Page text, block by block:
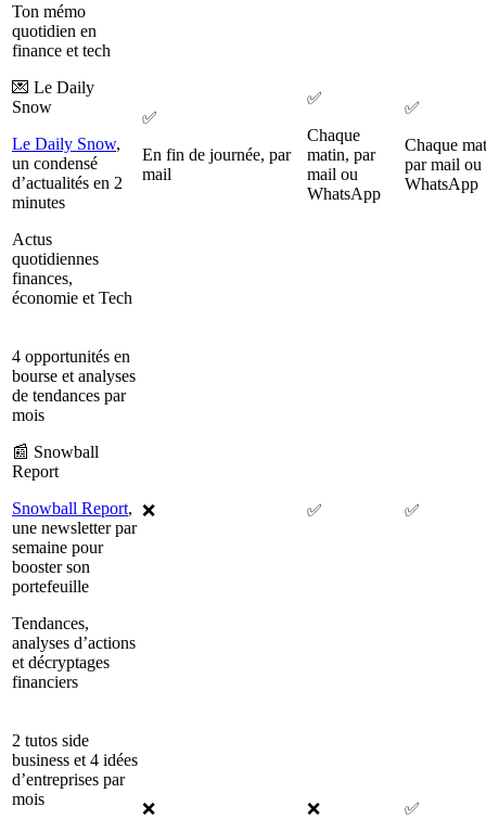
Ton mémo
quotidien en
finance et tech
💌 Le Daily
Snow
Le Daily Snow,
un condensé
d’actualités en 2
minutes
Actus
quotidiennes
finances,
économie et Tech
✅
En fin de journée, par
mail
✅
Chaque
matin, par
mail ou
WhatsApp
✅
Chaque
par mail ou
WhatsApp
4 opportunités en
bourse et analyses
de tendances par
mois
📰 Snowball
Report
Snowball Report,
une newsletter par
semaine pour
booster son
portefeuille
Tendances,
analyses d’actions
et décryptages
financiers
❌ ✅ ✅
2 tutos side
business et 4 idées
d’entreprises par
mois
❌ ❌ ✅